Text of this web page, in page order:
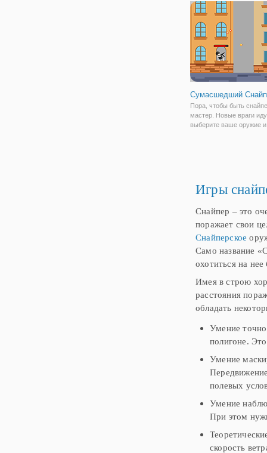
Если вы любите съемки
эта игра для вас! !
Сумасшедший
Пора, чтобы быть
мастер. Новые враги
выберите ваше оружие
Игры
Снайпер – это
поражает свои
Снайперское
Само название
охотиться на
Имея в строю
расстояния
обладать
Умение точно
полигоне.
Умение
полевых
Умение
При этом
скорость